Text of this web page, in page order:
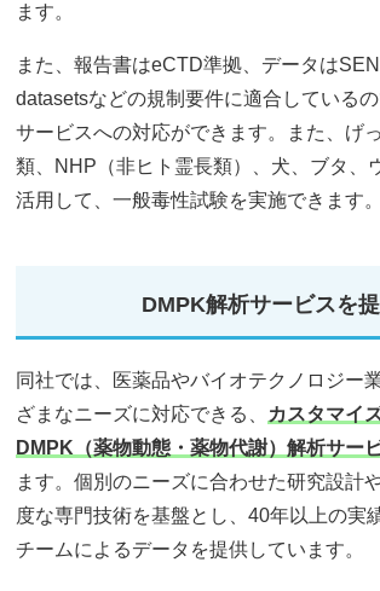
ます。
また、報告書はeCTD準拠、データは
datasetsなどの規制要件に適合している
サービスへの対応ができます。また、げ
類、NHP（非ヒト霊長類）、犬、ブタ、
活用して、一般毒性試験を実施できます。
DMPK解析サービスを
同社では、医薬品やバイオテクノロジー
ざまなニーズに対応できる、 カスタマイ
DMPK（薬物動態・薬物代謝）解析サー
ます。個別のニーズに合わせた研究設計
度な専門技術を基盤とし、40年以上の実
チームによるデータを提供しています。